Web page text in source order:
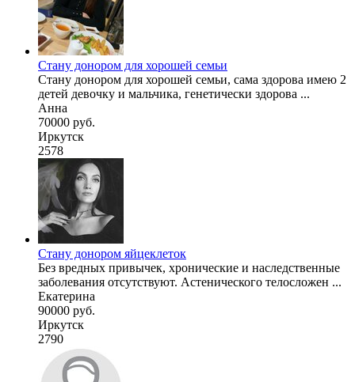
Стану донором для хорошей семьи
Стану донором для хорошей семьи, сама здорова имею 2
детей девочку и мальчика, генетически здорова ...
Анна
70000 руб.
Иркутск
2578
Стану донором яйцеклеток
Без вредных привычек, хронические и наследственные
заболевания отсутствуют. Астенического телосложен ...
Екатерина
90000 руб.
Иркутск
2790